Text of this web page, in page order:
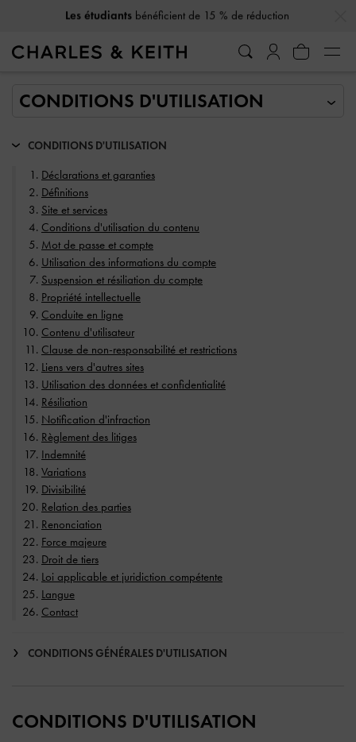
10 % de réductionlorsque vous vous abonnez à notre newsletter*
CONDITIONS D'UTILISATION
Déclarations et garanties
Définitions
Site et services
Conditions d'utilisation du contenu
Mot de passe et compte
Utilisation des informations du compte
Suspension et résiliation du compte
Propriété intellectuelle
Conduite en ligne
Contenu d'utilisateur
Clause de non-responsabilité et restrictions
Liens vers d'autres sites
Utilisation des données et confidentialité
Résiliation
Notification d'infraction
Règlement des litiges
Indemnité
Variations
Divisibilité
Relation des parties
Renonciation
Force majeure
Droit de tiers
Loi applicable et juridiction compétente
Langue
Contact
CONDITIONS GÉNÉRALES D'UTILISATION
CONDITIONS D'UTILISATION